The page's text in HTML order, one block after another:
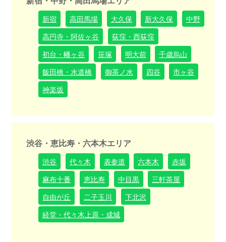
新宿 高田馬場 大久保 新大久保
中野
高円寺・阿佐ヶ谷
荻窪・西荻窪
初台・幡ヶ谷
笹塚 明大前
千歳烏山
飯田橋・水道橋
御茶ノ水 四谷
市ヶ谷
神楽坂
渋谷・恵比寿・六本木エリア
渋谷 代々木 表参道 六本木
赤坂
麻布十番
恵比寿 中目黒
三軒茶屋
自由が丘
二子玉川
下北沢
経堂・代々木上原・成城